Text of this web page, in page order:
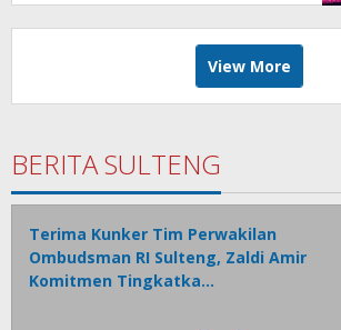
View More
BERITA SULTENG
Terima Kunker Tim Perwakilan
Ombudsman RI Sulteng, Zaldi Amir
Komitmen Tingkatka…